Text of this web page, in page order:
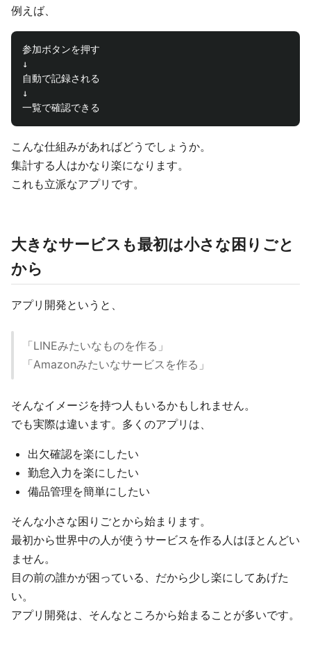
例えば、
参加ボタンを押す
↓
自動で記録される
↓
こんな仕組みがあればどうでしょうか。
集計する人はかなり楽になります。
これも立派なアプリです。
大きなサービスも最初は小さな困りごと
から
アプリ開発というと、
「LINEみたいなものを作る」
「Amazonみたいなサービスを作る」
そんなイメージを持つ人もいるかもしれません。
でも実際は違います。多くのアプリは、
出欠確認を楽にしたい
勤怠入力を楽にしたい
備品管理を簡単にしたい
そんな小さな困りごとから始まります。
最初から世界中の人が使うサービスを作る人はほとんどい
ません。
目の前の誰かが困っている、だから少し楽にしてあげた
い。
アプリ開発は、そんなところから始まることが多いです。